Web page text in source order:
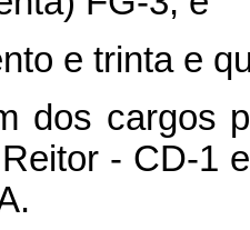
e trinta e
dos cargos
- CD-1